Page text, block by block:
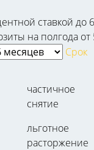
ставкой до
на полгода от
Срок
частичное
снятие
льготное
расторжение